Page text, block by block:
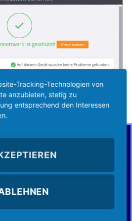
ob ein Problem vorliegt bzw.
Nutzen Sie alle Vorteile von
Tracking-Technologien von
anzubieten, stetig zu
entsprechend den Interessen